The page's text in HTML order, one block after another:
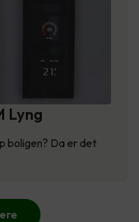
Lyng
boligen? Da er det